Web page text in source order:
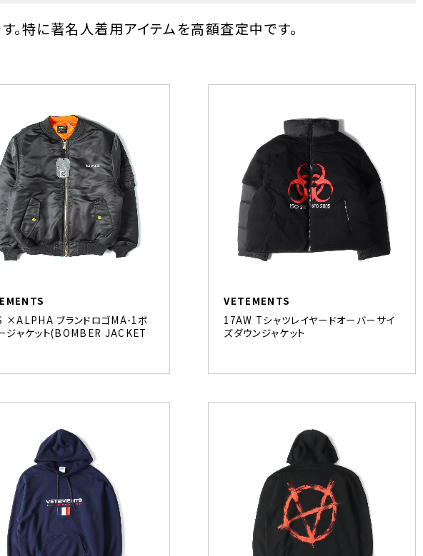
特に著名人着用アイテムを高額査定中です。
×ALPHA ブランドロゴMA-1ボ
ジャケット(BOMBER JACKET
VETEMENTS
17AW Tシャツレイヤードオーバーサイ
ズダウンジャケット